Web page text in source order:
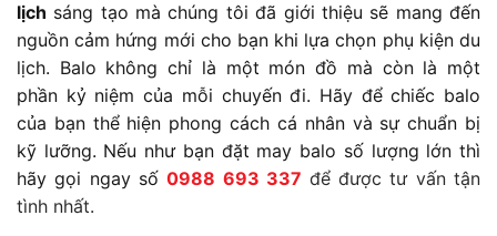
lịch sáng tạo mà chúng tôi đã giới thiệu sẽ mang đến
nguồn cảm hứng mới cho bạn khi lựa chọn phụ kiện du
lịch. Balo không chỉ là một món đồ mà còn là một
phần kỷ niệm của mỗi chuyến đi. Hãy để chiếc balo
của bạn thể hiện phong cách cá nhân và sự chuẩn bị
kỹ lưỡng. Nếu như bạn đặt may balo số lượng lớn thì
hãy gọi ngay số0988 693 337 để được tư vấn tận
tình nhất.